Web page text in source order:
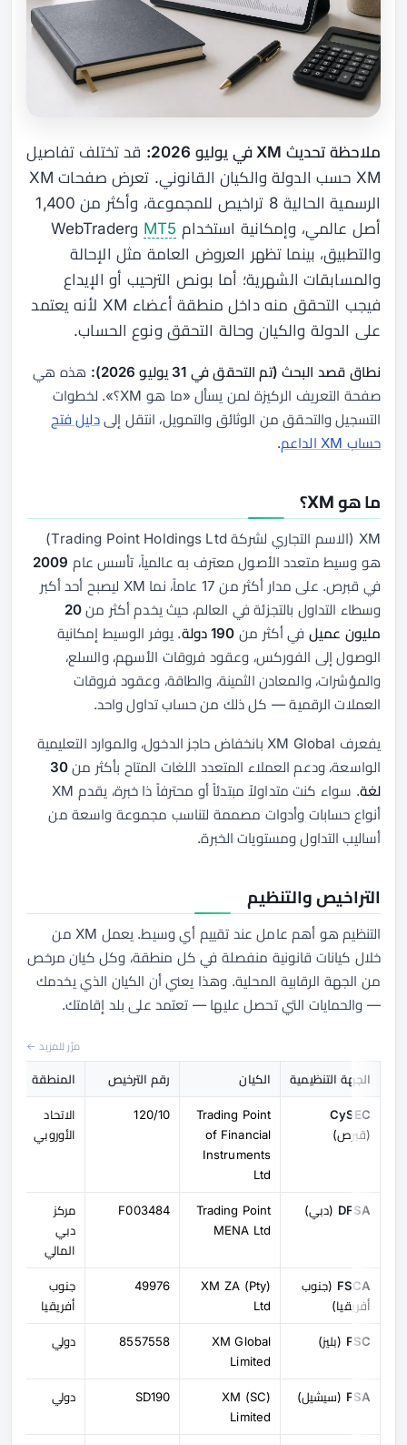
ملاحظة تحديث XM في يوليو 2026:
قد تختلف تفاصيل
XM حسب الدولة والكيان القانوني. تعرض صفحات XM
الرسمية الحالية 8 تراخيص للمجموعة، وأكثر من 1,400
أصل عالمي، وإمكانية استخدام MT5
وWebTrader
والتطبيق، بينما تظهر العروض العامة مثل الإحالة
والمسابقات الشهرية؛ أما بونص الترحيب أو الإيداع
فيجب التحقق منه داخل منطقة أعضاء XM لأنه يعتمد
على الدولة والكيان وحالة التحقق ونوع الحساب.
نطاق قصد البحث (تم التحقق في 31 يوليو 2026):
هذه هي
صفحة التعريف الركيزة لمن يسأل «ما هو XM؟». لخطوات
التسجيل والتحقق من الوثائق والتمويل، انتقل إلىدليل فتح
حساب XM الداعم
.
ما هو XM؟
XM (الاسم التجاري لشركة Trading Point Holdings Ltd)
هو وسيط متعدد الأصول معترف به عالمياً، تأسس عام 2009
في قبرص. على مدار أكثر من 17 عاماً، نما XM ليصبح أحد أكبر
وسطاء التداول بالتجزئة في العالم، حيث يخدم أكثر من20
مليون عميل في أكثر من 190 دولة
. يوفر الوسيط إمكانية
الوصول إلى الفوركس، وعقود فروقات الأسهم، والسلع،
والمؤشرات، والمعادن الثمينة، والطاقة، وعقود فروقات
العملات الرقمية — كل ذلك من حساب تداول واحد.
يفعرف XM Global بانخفاض حاجز الدخول، والموارد التعليمية
الواسعة، ودعم العملاء المتعدد اللغات المتاح بأكثر من30
لغة
. سواء كنت متداولاً مبتدئاً أو محترفاً ذا خبرة، يقدم XM
أنواع حسابات وأدوات مصممة لتناسب مجموعة واسعة من
أساليب التداول ومستويات الخبرة.
التراخيص والتنظيم
التنظيم هو أهم عامل عند تقييم أي وسيط. يعمل XM من
خلال كيانات قانونية منفصلة في كل منطقة، وكل كيان مرخص
من الجهة الرقابية المحلية. وهذا يعني أن الكيان الذي يخدمك
— والحمايات التي تحصل عليها — تعتمد على بلد إقامتك.
مرّر للمزيد ←
الجهة التنظيمية الكيان رقم الترخيص المنطقة
CySEC
(قبرص)
Trading Point
of Financial
Instruments
Ltd
120/10
الاتحاد
الأوروبي
DFSA (دبي)
Trading Point
MENA Ltd
F003484
مركز
دبي
المالي
FSCA (جنوب
أفريقيا)
XM ZA (Pty)
Ltd
49976
جنوب
أفريقيا
FSC (بليز)
XM Global
Limited
8557558 دولي
FSA (سيشيل)
XM (SC)
Limited
SD190 دولي